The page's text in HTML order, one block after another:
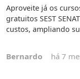
Aproveite já os
gratuitos SEST
custos, ampliando
Bernardo há 7